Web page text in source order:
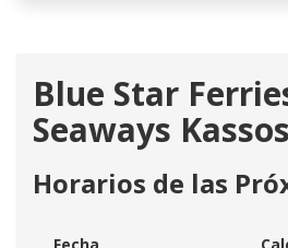
Blue Star
Seaways
Horarios de las